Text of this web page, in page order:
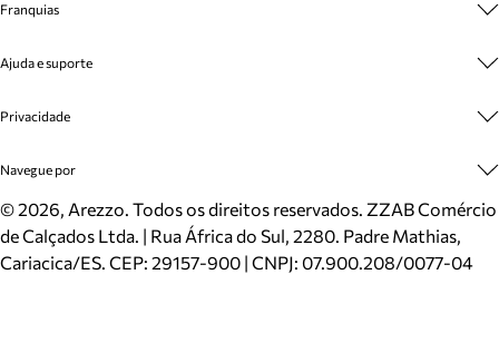
Cashback
Venda Corporativa
Mapa do Site
Inverno
Mundo Arezzo
Franquias
Plano de Negócio
Ajuda e suporte
Cadastro
Meus Pedidos
Trocas e Devoluções
Cartão Presente
Localizador de lojas
Privacidade
Politica e Privacidade
Navegue por
Sapatos
Bolsas
Scarpins
©2026, Arezzo. Todos os direitos reservados. ZZAB Comércio
de Calçados Ltda. | Rua África do Sul, 2280. Padre Mathias,
Cariacica/ES. CEP: 29157-900 | CNPJ: 07.900.208/0077-04